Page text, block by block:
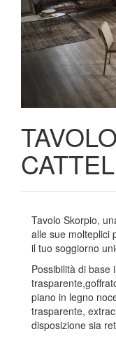
Tavolo Skorpio,
alle sue molteplici
il tuo soggiorno
Possibilità di base
piano in legno
trasparente,
disposizione sia